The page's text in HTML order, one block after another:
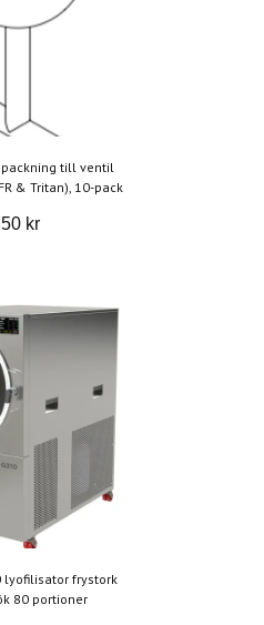
till ventil
& Tritan), 10-pack
kr
lyofilisator frystork
80 portioner